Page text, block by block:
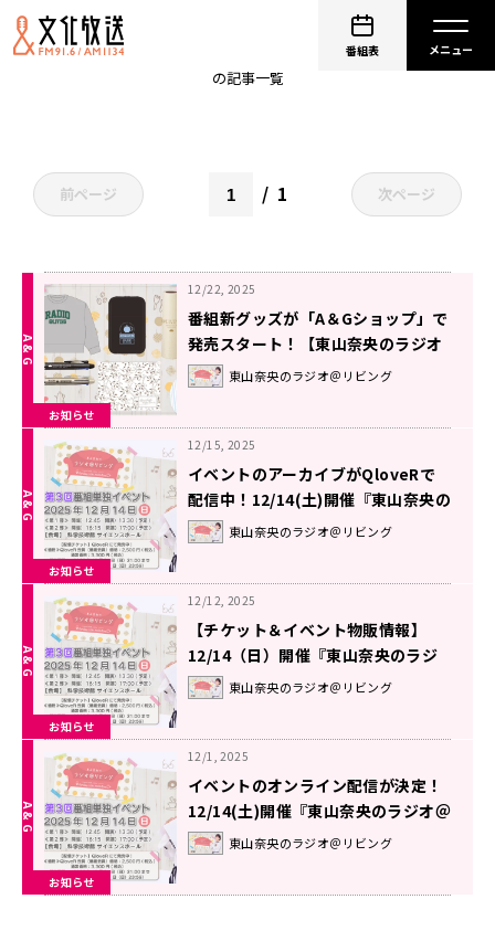
番組表
第3回@リビングイベント
の記事一覧
前ページ 1 次ページ
お知らせ
12/22, 2025
番組新グッズが「A＆Gショップ」で
発売スタート！【東山奈央のラジオ
＠リビング】
東山奈央のラジオ＠リビング
お知らせ
12/15, 2025
イベントのアーカイブがQloveRで
配信中！12/14(土)開催『東山奈央の
ラジオ＠リビング』番組イベント
東山奈央のラジオ＠リビング
お知らせ
12/12, 2025
【チケット＆イベント物販情報】
12/14（日）開催『東山奈央のラジ
オ＠リビング』第3回番組イベント
東山奈央のラジオ＠リビング
お知らせ
12/1, 2025
イベントのオンライン配信が決定！
12/14(土)開催『東山奈央のラジオ＠
リビング』番組イベント『東山奈央
のラジオ＠リビング』番組イベント
東山奈央のラジオ＠リビング